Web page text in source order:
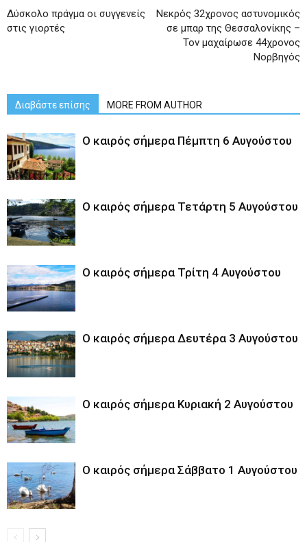
Δύσκολο πράγμα οι συγγενείς
στις γιορτές
Νεκρός 32χρονος αστυνομικός
σε μπαρ της Θεσσαλονίκης –
Τον μαχαίρωσε 44χρονος
Νορβηγός
Διαβάστε επίσης MORE FROM AUTHOR
Ο καιρός σήμερα Πέμπτη 6 Αυγούστου
Ο καιρός σήμερα Τετάρτη 5 Αυγούστου
Ο καιρός σήμερα Τρίτη 4 Αυγούστου
Ο καιρός σήμερα Δευτέρα 3 Αυγούστου
Ο καιρός σήμερα Κυριακή 2 Αυγούστου
Ο καιρός σήμερα Σάββατο 1 Αυγούστου